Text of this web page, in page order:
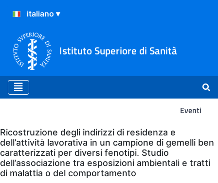
Istituto Superiore di Sanità
Eventi
Eventi
Ricostruzione degli indirizzi di residenza e
dell’attività lavorativa in un campione di gemelli ben
caratterizzati per diversi fenotipi. Studio
dell’associazione tra esposizioni ambientali e tratti
di malattia o del comportamento